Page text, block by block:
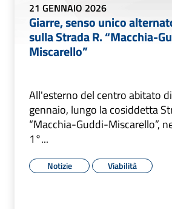
21 GENNAIO 2026
Giarre, senso unico
sulla Strada R. “Macchia-
Miscarello”
All'esterno del centro abitato
gennaio, lungo la cosiddetta
“Macchia-Guddi-Miscarello”,
1°...
Notizie Viabilità